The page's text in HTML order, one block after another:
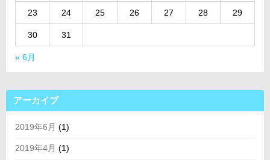
23 24 25 26 27 28 29
30 31
« 6月
アーカイブ
2019年6月 (1)
2019年4月 (1)